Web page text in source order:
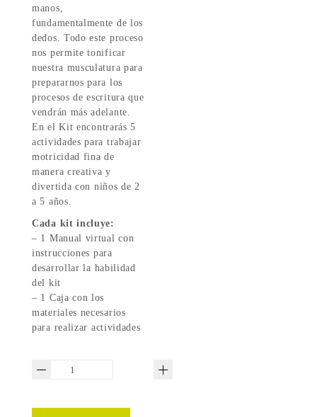
manos,
fundamentalmente de los
dedos. Todo este proceso
nos permite tonificar
nuestra musculatura para
prepararnos para los
procesos de escritura que
vendrán más adelante.
En el Kit encontrarás 5
actividades para trabajar
motricidad fina de
manera creativa y
divertida con niños de 2
a 5 años.
Cada kit incluye:
– 1 Manual virtual con
instrucciones para
desarrollar la habilidad
del kit
– 1 Caja con los
materiales necesarios
para realizar actividades